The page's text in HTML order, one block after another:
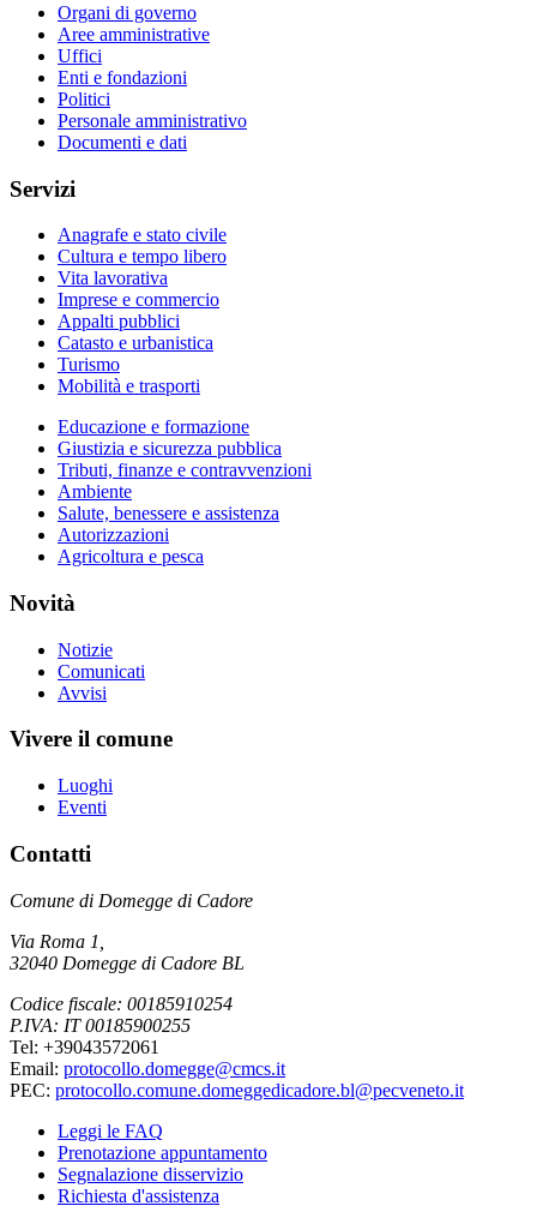
Organi di governo
Aree amministrative
Uffici
Enti e fondazioni
Politici
Personale amministrativo
Documenti e dati
Servizi
Anagrafe e stato civile
Cultura e tempo libero
Vita lavorativa
Imprese e commercio
Appalti pubblici
Catasto e urbanistica
Turismo
Mobilità e trasporti
Educazione e formazione
Giustizia e sicurezza pubblica
Tributi, finanze e contravvenzioni
Ambiente
Salute, benessere e assistenza
Autorizzazioni
Agricoltura e pesca
Novità
Notizie
Comunicati
Avvisi
Vivere il comune
Luoghi
Eventi
Contatti
Comune di Domegge di Cadore
Via Roma 1,
32040 Domegge di Cadore BL
Codice fiscale: 00185910254
P.IVA: IT 00185900255
Tel: +39043572061
Email: protocollo.domegge@cmcs.it
PEC: protocollo.comune.domeggedicadore.bl@pecveneto.it
Leggi le FAQ
Prenotazione appuntamento
Segnalazione disservizio
Richiesta d'assistenza